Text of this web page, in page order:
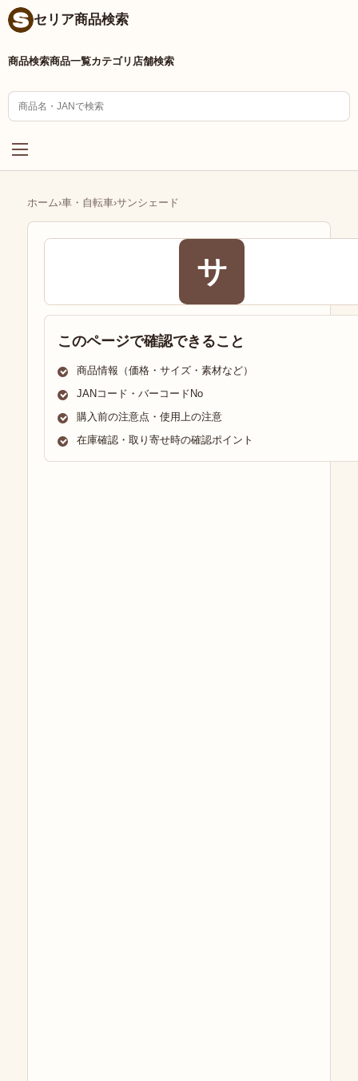
セリア商品検索
商品検索商品一覧カテゴリ 店舗検索
ホーム›車・自転車›サンシェード
サ
このページで確認できること
商品情報（価格・サイズ・素材など）
JANコード・バーコードNo
購入前の注意点・使用上の注意
在庫確認・取り寄せ時の確認ポイント